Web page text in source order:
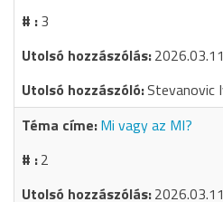
3
Stevanovic
Mi vagy az MI?
2